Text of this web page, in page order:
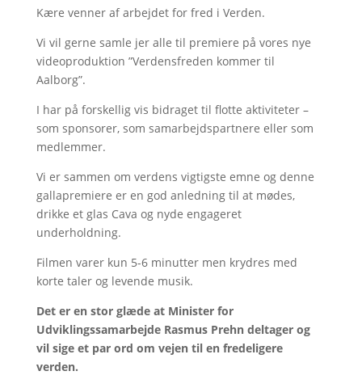
Kære venner af arbejdet for fred i Verden.
Vi vil gerne samle jer alle til premiere på vores nye
videoproduktion ”Verdensfreden kommer til
Aalborg”.
I har på forskellig vis bidraget til flotte aktiviteter –
som sponsorer, som samarbejdspartnere eller som
medlemmer.
Vi er sammen om verdens vigtigste emne og denne
gallapremiere er en god anledning til at mødes,
drikke et glas Cava og nyde engageret
underholdning.
Filmen varer kun 5-6 minutter men krydres med
korte taler og levende musik.
Det er en stor glæde at Minister for
Udviklingssamarbejde Rasmus Prehn deltager og
vil sige et par ord om vejen til en fredeligere
verden.